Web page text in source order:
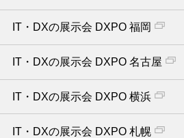
IT・DXの展示会 DXPO 福岡
IT・DXの展示会 DXPO 名古屋
IT・DXの展示会 DXPO 横浜
IT・DXの展示会 DXPO 札幌